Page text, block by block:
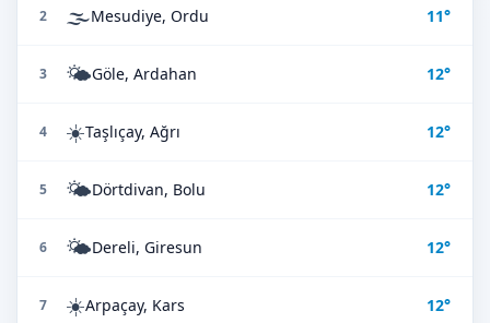
2 🌫️Mesudiye, Ordu 11°
3 🌤️Göle, Ardahan 12°
4 ☀️Taşlıçay, Ağrı 12°
5 🌤️Dörtdivan, Bolu 12°
6 🌤️Dereli, Giresun 12°
7 ☀️Arpaçay, Kars 12°